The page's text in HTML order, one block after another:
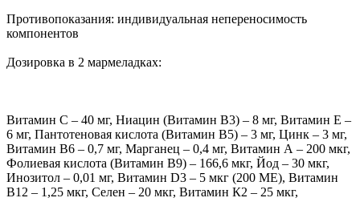
Противопоказания: индивидуальная непереносимость
компонентов
Дозировка в 2 мармеладках:
Витамин С – 40 мг, Ниацин (Витамин В3) – 8 мг, Витамин Е –
6 мг, Пантотеновая кислота (Витамин В5) – 3 мг, Цинк – 3 мг,
Витамин В6 – 0,7 мг, Марганец – 0,4 мг, Витамин А – 200 мкг,
Фолиевая кислота (Витамин В9) – 166,6 мкг, Йод – 30 мкг,
Инозитол – 0,01 мг, Витамин D3 – 5 мкг (200 МЕ), Витамин
В12 – 1,25 мкг, Селен – 20 мкг, Витамин К2 – 25 мкг,